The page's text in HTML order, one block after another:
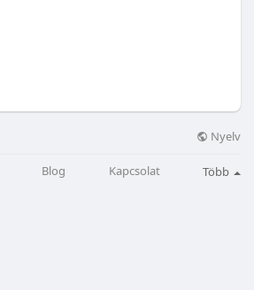
Nyelv
Blog Kapcsolat Több